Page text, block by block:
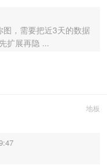
，需要把近3天的数据
扩展再隐 ...
地板